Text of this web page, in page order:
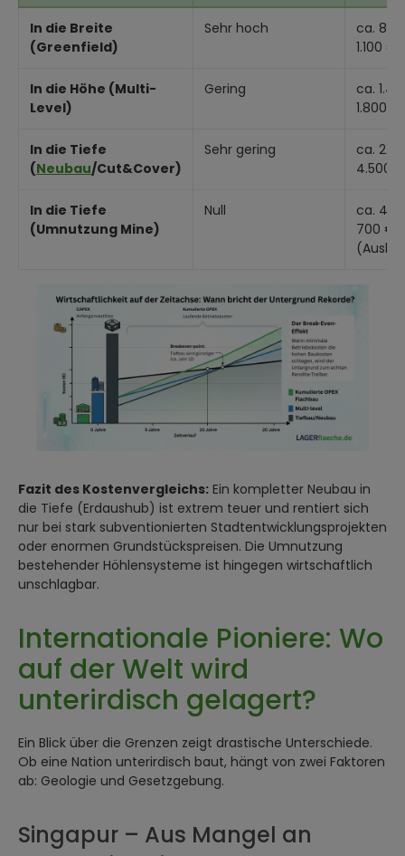
In die Breite
(Greenfield)
Sehr hoch
ca.
1.100 €
In die Höhe (Multi-
Level)
Gering
ca.
1.800 €
In die Tiefe
(Neubau/Cut&Cover)
Sehr gering
ca.
4.500 €
In die Tiefe
(Umnutzung Mine)
Null
ca.
700 €
Fazit des Kostenvergleichs: Ein kompletter Neubau in
die Tiefe (Erdaushub) ist extrem teuer und rentiert sich
nur bei stark subventionierten Stadtentwicklungsprojekten
oder enormen Grundstückspreisen. Die Umnutzung
bestehender Höhlensysteme ist hingegen wirtschaftlich
unschlagbar.
Internationale Pioniere: Wo
auf der Welt wird
unterirdisch gelagert?
Ein Blick über die Grenzen zeigt drastische Unterschiede.
Ob eine Nation unterirdisch baut, hängt von zwei Faktoren
ab: Geologie und Gesetzgebung.
Singapur – Aus Mangel an